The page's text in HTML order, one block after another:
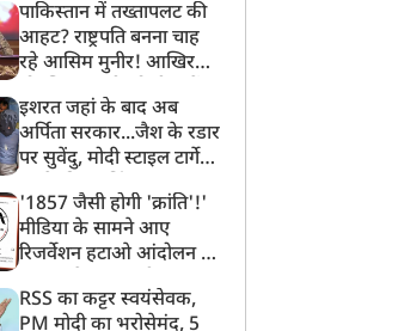
न्यूज़
पाकिस्तान में तख्तापलट की
आहट? राष्ट्रपति बनना चाह
रहे आसिम मुनीर! आखिर
बनाया मोहरा?
इशरत जहां के बाद अब
अर्पिता सरकार...जैश के रडार
पर सुवेंदु, मोदी स्टाइल टार्गेट
बड़ा एक्शन!
'1857 जैसी होगी 'क्रांति'!'
मीडिया के सामने आए
रिजर्वेशन हटाओ आंदोलन के
दिया RHA का मास्टरप्लान
RSS का कट्टर स्वयंसेवक,
PM मोदी का भरोसेमंद, 5